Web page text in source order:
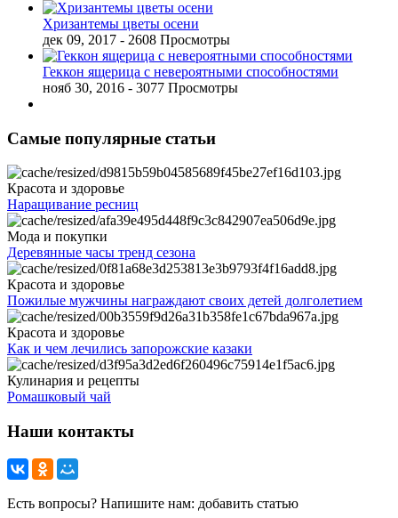
Хризантемы цветы осени
дек 09, 2017 - 2608 Просмотры
Геккон ящерица с невероятными способностями
нояб 30, 2016 - 3077 Просмотры
Самые популярные статьи
Красота и здоровье
Наращивание ресниц
Мода и покупки
Деревянные часы тренд сезона
Красота и здоровье
Пожилые мужчины награждают своих детей долголетием
Красота и здоровье
Как и чем лечились запорожские казаки
Кулинария и рецепты
Ромашковый чай
Наши контакты
Есть вопросы? Напишите нам: добавить статью